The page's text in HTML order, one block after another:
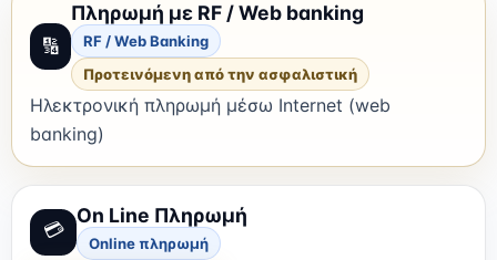
🔢
Πληρωμή με RF / Web banking
RF / Web Banking
Προτεινόμενη από την ασφαλιστική
Ηλεκτρονική πληρωμή μέσω Internet (web
banking)
💳
On Line Πληρωμή
Online πληρωμή